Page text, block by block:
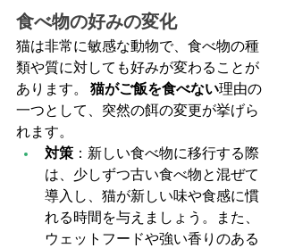
食べ物の好みの変化
猫は非常に敏感な動物で、食べ物の種
類や質に対しても好みが変わることが
あります。 猫がご飯を食べない理由の
一つとして、突然の餌の変更が挙げら
れます。
対策 ：新しい食べ物に移行する際
は、少しずつ古い食べ物と混ぜて
導入し、猫が新しい味や食感に慣
れる時間を与えましょう。また、
ウェットフードや強い香りのある